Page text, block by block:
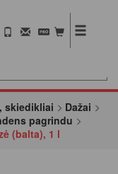
skiedikliai
Dažai
pagrindu
(balta), 1 l